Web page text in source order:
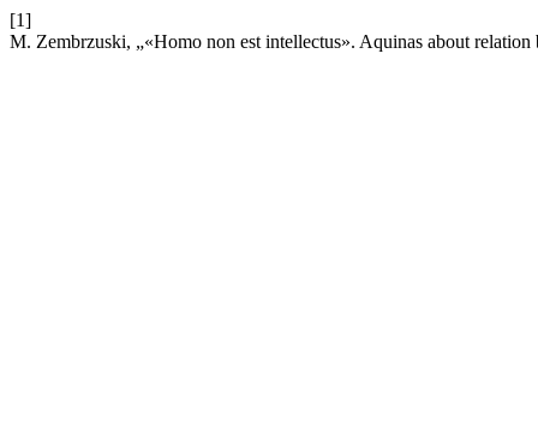
[1]
M. Zembrzuski, „«Homo non est intellectus». Aquinas about